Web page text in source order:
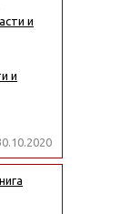
и
и